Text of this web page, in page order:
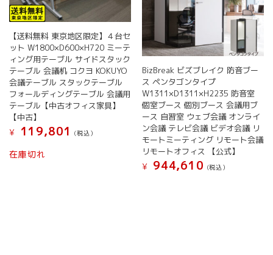
【送料無料 東京地区限定】４台セ
ット W1800×D600×H720 ミーテ
ィング用テーブル サイドスタック
テーブル 会議机 コクヨ KOKUYO
会議テーブル スタックテーブル
フォールディングテーブル 会議用
テーブル【中古オフィス家具】
【中古】
¥
119,801 (税込）
在庫切れ
BizBreak ビズブレイク 防音ブー
ス ペンタゴンタイプ
W1311×D1311×H2235 防音室
個室ブース 個別ブース 会議用ブ
ース 自習室 ウェブ会議 オンライ
ン会議 テレビ会議 ビデオ会議 リ
モートミーティング リモート会議
リモートオフィス 【公式】
¥
944,610 (税込）